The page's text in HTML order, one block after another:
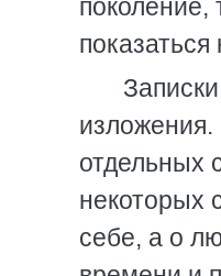
изложения.
отдельных
некоторых
себе, а о